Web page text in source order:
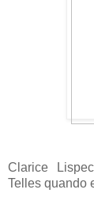
Clarice
Telles quando